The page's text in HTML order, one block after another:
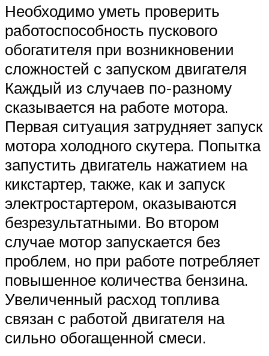
Необходимо уметь проверить
работоспособность пускового
обогатителя при возникновении
сложностей с запуском двигателя
Каждый из случаев по-разному
сказывается на работе мотора.
Первая ситуация затрудняет запуск
мотора холодного скутера. Попытка
запустить двигатель нажатием на
кикстартер, также, как и запуск
электростартером, оказываются
безрезультатными. Во втором
случае мотор запускается без
проблем, но при работе потребляет
повышенное количества бензина.
Увеличенный расход топлива
связан с работой двигателя на
сильно обогащенной смеси.